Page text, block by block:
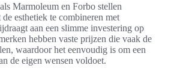
Marmoleum en Forbo stellen
esthetiek te combineren met
aan een slimme investering op
hebben vaste prijzen die vaak de
waardoor het eenvoudig is om een
de eigen wensen voldoet.